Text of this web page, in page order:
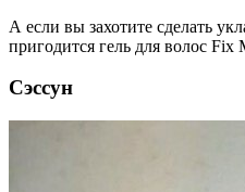
А если вы захотите сделать
пригодится гель для волос Fix
Сэссун